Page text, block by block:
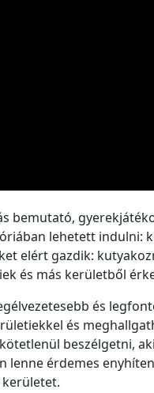
bemutató,
lehetett indulni:
elért gazdik:
és más kerületből
és
és
beszélgetni,
lenne érdemes